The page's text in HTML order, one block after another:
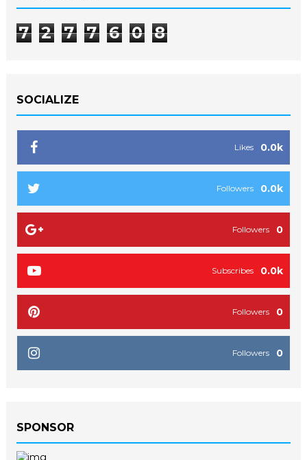
7 2 7 7 6 0 8
SOCIALIZE
0.0k
Likes
0.0k
Followers
0
Followers
0.0k
Subscribes
0
Followers
0
Followers
SPONSOR